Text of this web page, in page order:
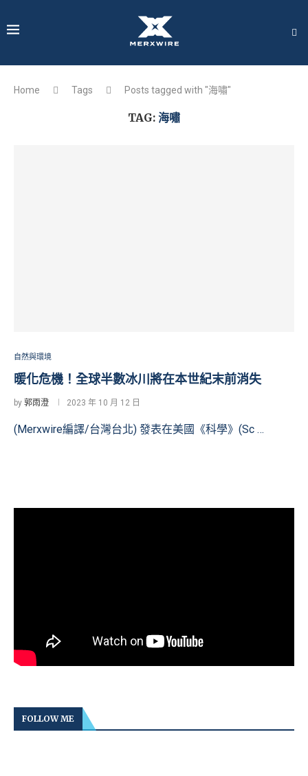
Home Tags Posts tagged with "海嘯"
TAG: 海嘯
自然與環境
暖化危機！全球半數冰川將在本世紀末前消失
by 郭雨澄 2023 年 10 月 12 日
(Merxwire編譯/台灣台北) 發表在美國《科學》(Sc …
FOLLOW ME